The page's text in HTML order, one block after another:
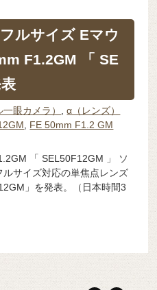
ルサイズ Eマウ
F1.2GM 「 SE​​
眼カメラ） ,α（レンズ）
FE 50mm F1.2 GM
「 SE​​L50F12GM 」 ソ
サイズ対応の単焦点レンズ
」を発表。（日本時間3